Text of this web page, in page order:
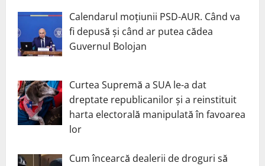
Calendarul moțiunii PSD-AUR. Când va
fi depusă și când ar putea cădea
Guvernul Bolojan
Curtea Supremă a SUA le-a dat
dreptate republicanilor și a reinstituit
harta electorală manipulată în favoarea
lor
Cum încearcă dealerii de droguri să